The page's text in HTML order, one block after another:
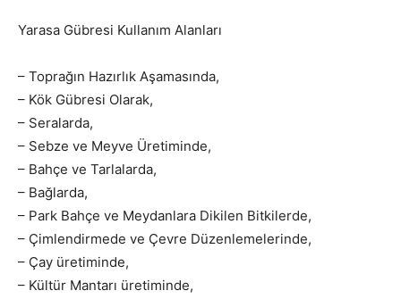
Yarasa Gübresi Kullanım Alanları
– Toprağın Hazırlık Aşamasında,
– Kök Gübresi Olarak,
– Seralarda,
– Sebze ve Meyve Üretiminde,
– Bahçe ve Tarlalarda,
– Bağlarda,
– Park Bahçe ve Meydanlara Dikilen Bitkilerde,
– Çimlendirmede ve Çevre Düzenlemelerinde,
– Çay üretiminde,
– Kültür Mantarı üretiminde,